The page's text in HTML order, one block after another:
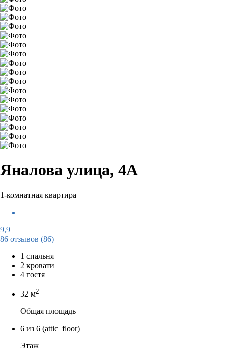
Яналова улица, 4А
1-комнатная квартира
9,9
86 отзывов (86)
1 спальня
2 кровати
4 гостя
32 м2
Общая площадь
6 из 6 (attic_floor)
Этаж